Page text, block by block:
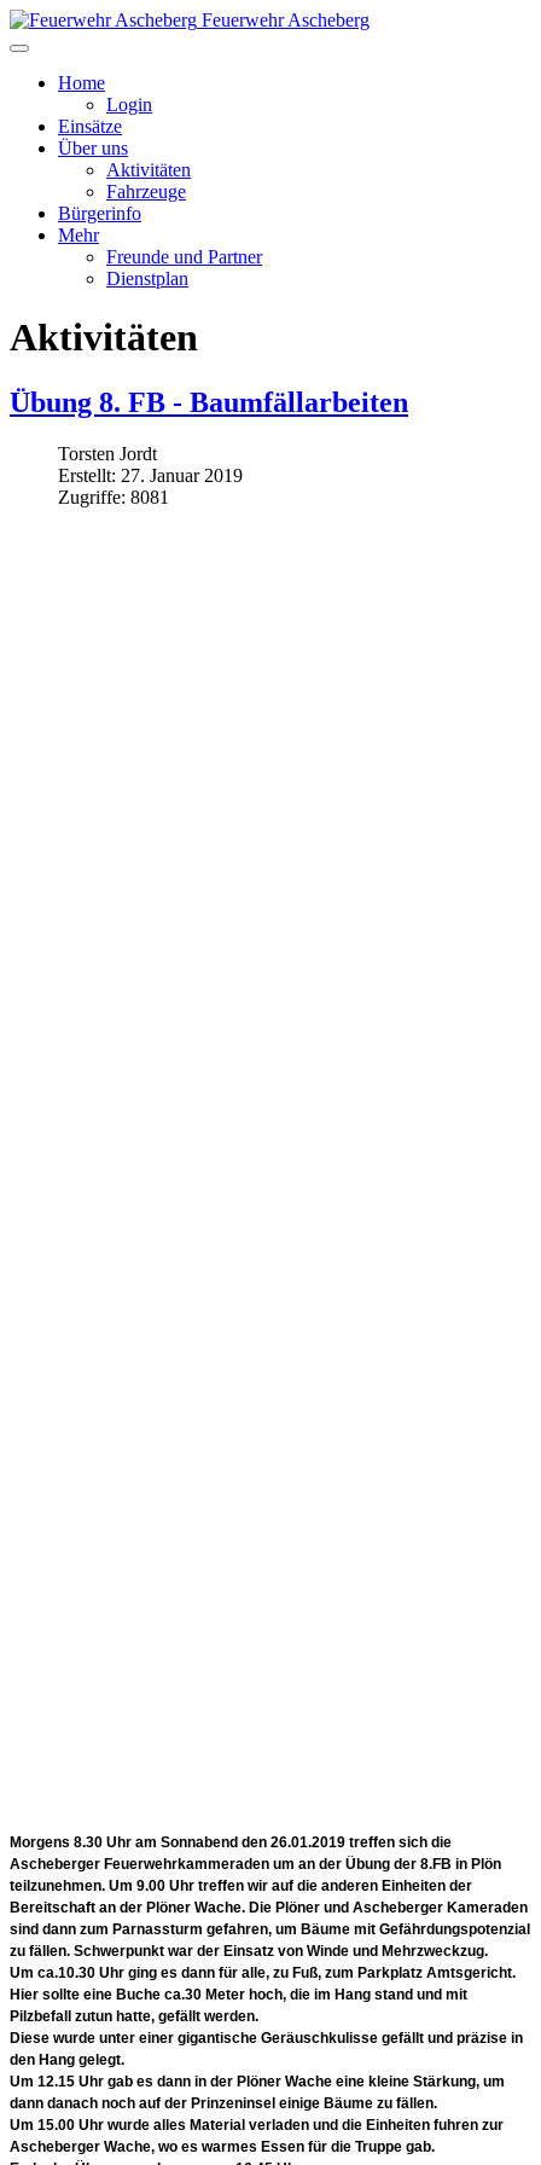
Feuerwehr Ascheberg
Home
Login
Einsätze
Über uns
Aktivitäten
Fahrzeuge
Bürgerinfo
Mehr
Freunde und Partner
Dienstplan
Aktivitäten
Übung 8. FB - Baumfällarbeiten
Torsten Jordt
Erstellt: 27. Januar 2019
Zugriffe: 8081
Morgens 8.30 Uhr am Sonnabend den 26.01.2019 treffen sich die
Ascheberger Feuerwehrkammeraden um an der Übung der 8.FB in Plön
teilzunehmen. Um 9.00 Uhr treffen wir auf die anderen Einheiten der
Bereitschaft an der Plöner Wache. Die Plöner und Ascheberger Kameraden
sind dann zum Parnassturm gefahren, um Bäume mit Gefährdungspotenzial
zu fällen. Schwerpunkt war der Einsatz von Winde und Mehrzweckzug.
Um ca.10.30 Uhr ging es dann für alle, zu Fuß, zum Parkplatz Amtsgericht.
Hier sollte eine Buche ca.30 Meter hoch, die im Hang stand und mit
Pilzbefall zutun hatte, gefällt werden.
Diese wurde unter einer gigantische Geräuschkulisse gefällt und präzise in
den Hang gelegt.
Um 12.15 Uhr gab es dann in der Plöner Wache eine kleine Stärkung, um
dann danach noch auf der Prinzeninsel einige Bäume zu fällen.
Um 15.00 Uhr wurde alles Material verladen und die Einheiten fuhren zur
Ascheberger Wache, wo es warmes Essen für die Truppe gab.